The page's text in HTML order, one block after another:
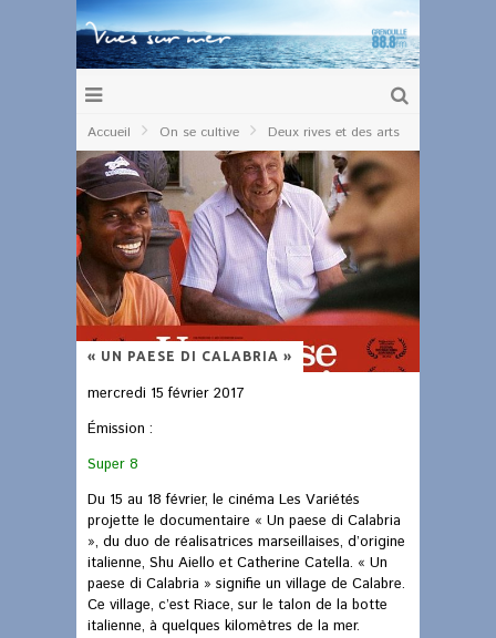
Accueil On se cultive Deux rives et des arts
« UN PAESE DI CALABRIA »
mercredi 15 février 2017
Émission :
Super 8
Du 15 au 18 février, le cinéma Les Variétés
projette le documentaire « Un paese di Calabria
», du duo de réalisatrices marseillaises, d’origine
italienne, Shu Aiello et Catherine Catella. « Un
paese di Calabria » signifie un village de Calabre.
Ce village, c’est Riace, sur le talon de la botte
italienne, à quelques kilomètres de la mer.